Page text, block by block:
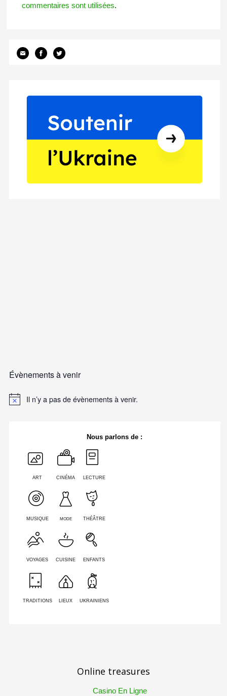
commentaires sont utilisées.
Évènements à venir
Il n’y a pas de évènements à venir.
Nous parlons de :
ART CINÉMA LECTURE
MUSIQUE MODE THÉÂTRE
VOYAGES CUISINE ENFANTS
TRADITIONS LIEUX UKRAINIENS
Online treasures
Casino En Ligne